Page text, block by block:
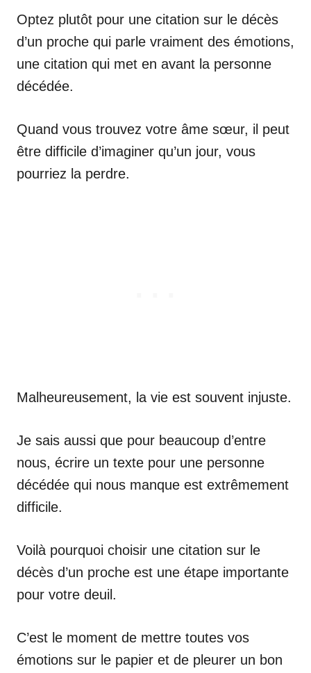
Optez plutôt pour une citation sur le décès
d’un proche qui parle vraiment des émotions,
une citation qui met en avant la personne
décédée.
Quand vous trouvez votre âme sœur, il peut
être difficile d’imaginer qu’un jour, vous
pourriez la perdre.
Malheureusement, la vie est souvent injuste.
Je sais aussi que pour beaucoup d’entre
nous, écrire un texte pour une personne
décédée qui nous manque est extrêmement
difficile.
Voilà pourquoi choisir une citation sur le
décès d’un proche est une étape importante
pour votre deuil.
C’est le moment de mettre toutes vos
émotions sur le papier et de pleurer un bon